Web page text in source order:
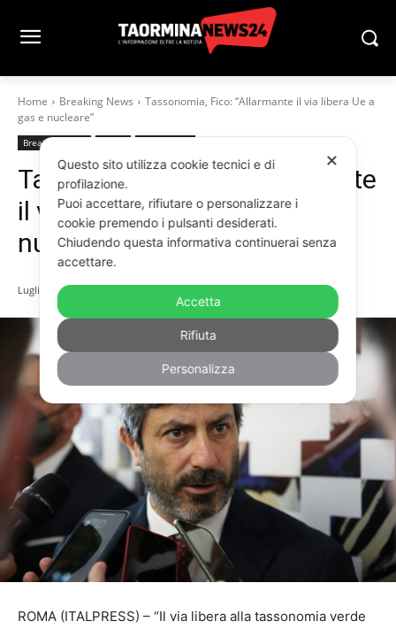
Home Breaking News
Tassonomia, Fico: “Allarmante il via libera Ue a
gas e nucleare”
Breaking News
Tassonomia, Fico: “Allarmante
il via libera Ue a gas e
nucleare”
Luglio 7, 2022
ROMA (ITALPRESS) – “Il via libera alla tassonomia verde
✕
Questo sito utilizza cookie tecnici e di
profilazione.
Puoi accettare, rifiutare o personalizzare i
cookie premendo i pulsanti desiderati.
Chiudendo questa informativa continuerai senza
accettare.
Accetta
Rifiuta
Personalizza